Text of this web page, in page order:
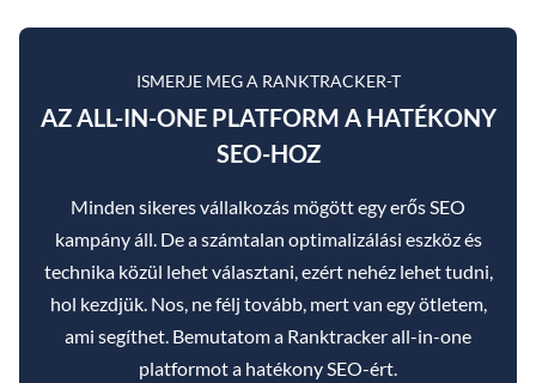
ISMERJE MEG A RANKTRACKER-T
AZ ALL-IN-ONE PLATFORM A HATÉKONY
SEO-HOZ
Minden sikeres vállalkozás mögött egy erős SEO
kampány áll. De a számtalan optimalizálási eszköz és
technika közül lehet választani, ezért nehéz lehet tudni,
hol kezdjük. Nos, ne félj tovább, mert van egy ötletem,
ami segíthet. Bemutatom a Ranktracker all-in-one
platformot a hatékony SEO-ért.